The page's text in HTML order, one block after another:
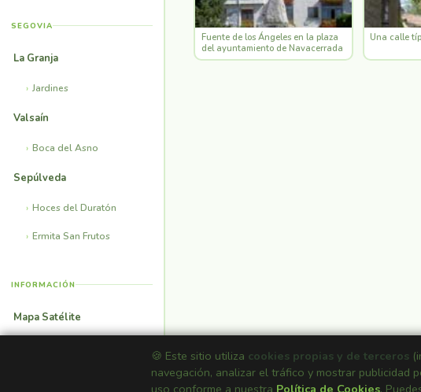
SEGOVIA
La Granja
Jardines
Valsaín
Boca del Asno
Sepúlveda
Hoces del Duratón
Ermita San Frutos
INFORMACIÓN
Mapa Satélite
Fuente de los Ángeles en la plaza
del ayuntamiento de Navacerrada
Una calle
🍪 Este sitio utiliza cookies propias y de terceros
navegación, analizar el tráfico y mostrar publicidad
uso conforme a nuestra Política de Cookies.